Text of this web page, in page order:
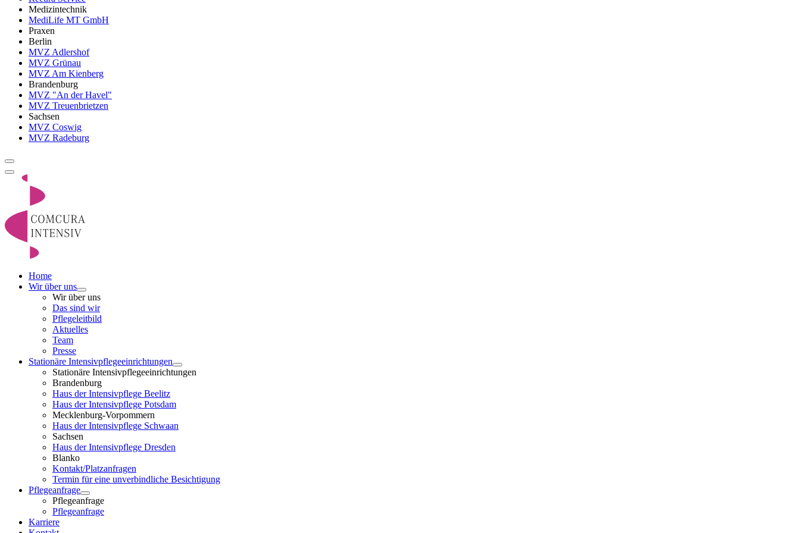
Medizintechnik
MediLife MT GmbH
Praxen
Berlin
MVZ Adlershof
MVZ Grünau
MVZ Am Kienberg
Brandenburg
MVZ "An der Havel"
MVZ Treuenbrietzen
Sachsen
MVZ Coswig
MVZ Radeburg
Home
Wir über uns
Wir über uns
Das sind wir
Pflegeleitbild
Aktuelles
Team
Presse
Stationäre Intensivpflegeeinrichtungen
Stationäre Intensivpflegeeinrichtungen
Brandenburg
Haus der Intensivpflege Beelitz
Haus der Intensivpflege Potsdam
Mecklenburg-Vorpommern
Haus der Intensivpflege Schwaan
Sachsen
Haus der Intensivpflege Dresden
Blanko
Kontakt/Platzanfragen
Termin für eine unverbindliche Besichtigung
Pflegeanfrage
Pflegeanfrage
Pflegeanfrage
Karriere